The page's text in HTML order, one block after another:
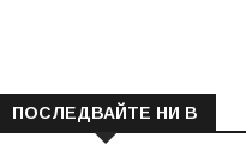
ПОСЛЕДВАЙТЕ НИ В